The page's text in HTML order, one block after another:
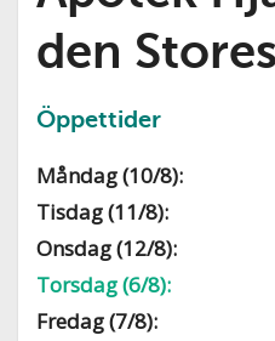
den
Öppettider
Måndag (10/8):
Tisdag (11/8):
Onsdag (12/8):
Torsdag (6/8):
Fredag (7/8):